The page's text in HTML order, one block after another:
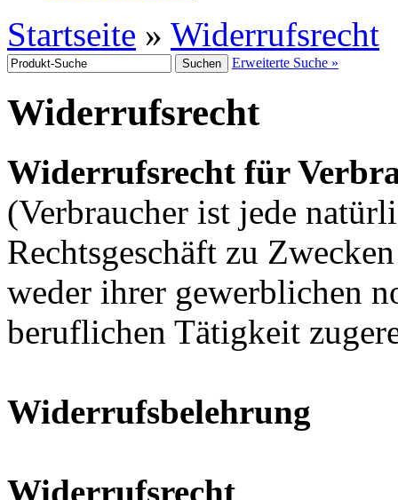
Startseite » Widerrufsrecht
Erweiterte Suche »
Widerrufsrecht
Widerrufsrecht für
(Verbraucher ist jede
Rechtsgeschäft zu
weder ihrer gewerblichen
beruflichen Tätigkeit
Widerrufsbelehrung
Widerrufsrecht